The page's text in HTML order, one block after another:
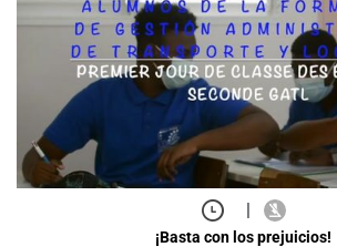
|
¡Basta con los prejuicios!